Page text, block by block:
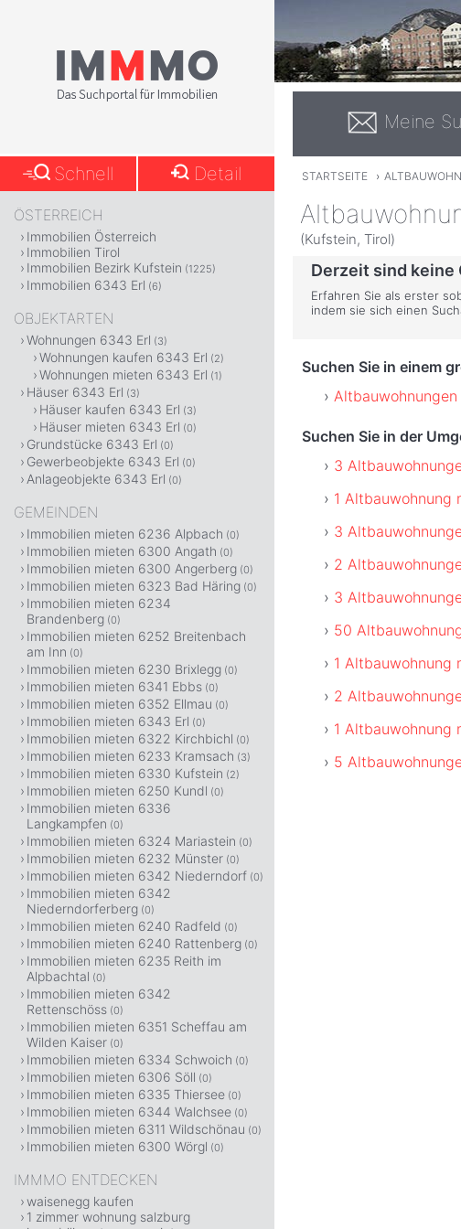
Meine
STARTSEITE ›
(Kufstein, Tirol)
Derzeit sind keine
Erfahren Sie als erster
indem sie sich einen
Suchen Sie in einem
Suchen Sie in der
3
1 Altbauwohnung
3
2
3
50
1 Altbauwohnung
2
1 Altbauwohnung
5
Schnell Detail
ÖSTERREICH
Immobilien Österreich
Immobilien Tirol
Immobilien Bezirk Kufstein (1225)
Immobilien 6343 Erl (6)
OBJEKTARTEN
Wohnungen 6343 Erl (3)
Wohnungen kaufen 6343 Erl (2)
Wohnungen mieten 6343 Erl (1)
Häuser 6343 Erl (3)
Häuser kaufen 6343 Erl (3)
Häuser mieten 6343 Erl (0)
Grundstücke 6343 Erl (0)
Gewerbeobjekte 6343 Erl (0)
Anlageobjekte 6343 Erl (0)
GEMEINDEN
Immobilien mieten 6236 Alpbach (0)
Immobilien mieten 6300 Angath (0)
Immobilien mieten 6300 Angerberg (0)
Immobilien mieten 6323 Bad Häring (0)
Immobilien mieten 6234
Brandenberg (0)
Immobilien mieten 6252 Breitenbach
am Inn (0)
Immobilien mieten 6230 Brixlegg (0)
Immobilien mieten 6341 Ebbs (0)
Immobilien mieten 6352 Ellmau (0)
Immobilien mieten 6343 Erl (0)
Immobilien mieten 6322 Kirchbichl (0)
Immobilien mieten 6233 Kramsach (3)
Immobilien mieten 6330 Kufstein (2)
Immobilien mieten 6250 Kundl (0)
Immobilien mieten 6336
Langkampfen (0)
Immobilien mieten 6324 Mariastein (0)
Immobilien mieten 6232 Münster (0)
Immobilien mieten 6342 Niederndorf (0)
Immobilien mieten 6342
Niederndorferberg (0)
Immobilien mieten 6240 Radfeld (0)
Immobilien mieten 6240 Rattenberg (0)
Immobilien mieten 6235 Reith im
Alpbachtal (0)
Immobilien mieten 6342
Rettenschöss (0)
Immobilien mieten 6351 Scheffau am
Wilden Kaiser (0)
Immobilien mieten 6334 Schwoich (0)
Immobilien mieten 6306 Söll (0)
Immobilien mieten 6335 Thiersee (0)
Immobilien mieten 6344 Walchsee (0)
Immobilien mieten 6311 Wildschönau (0)
Immobilien mieten 6300 Wörgl (0)
IMMMO ENTDECKEN
waisenegg kaufen
1 zimmer wohnung salzburg